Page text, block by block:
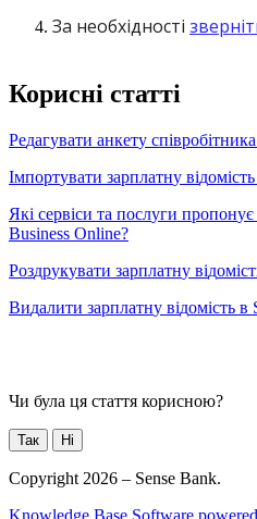
За необхідності зверніт
Корисні статті
Редагувати анкету співробітника
Імпортувати зарплатну відомість
Які сервіси та послуги пропонує
Business Online?
Роздрукувати зарплатну відоміст
Видалити зарплатну відомість в
Чи була ця стаття корисною?
Так Ні
Copyright 2026 – Sense Bank.